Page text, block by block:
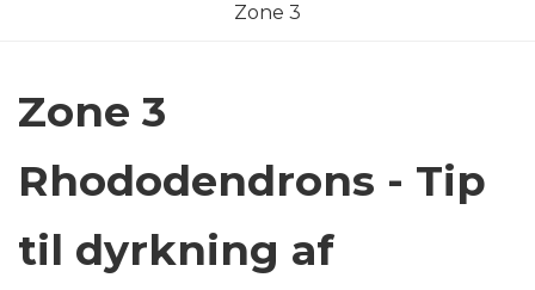
Zone 3
Zone 3
Rhododendrons - Tip
til dyrkning af